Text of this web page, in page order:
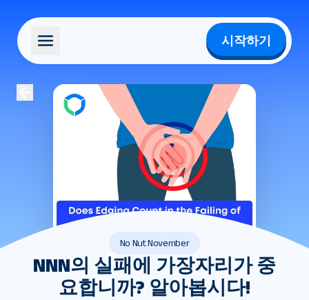
시작하기
No Nut November
NNN의 실패에 가장자리가 중
요합니까? 알아봅시다!